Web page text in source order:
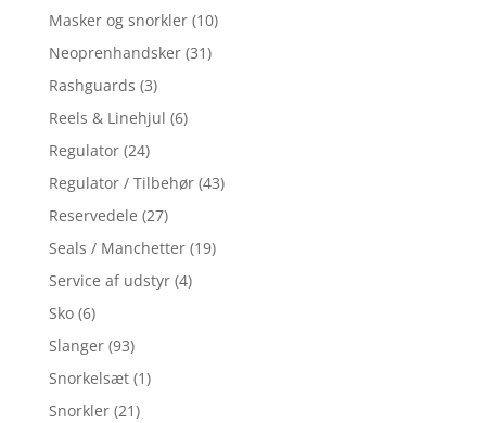
Masker og snorkler (10)
Neoprenhandsker (31)
Rashguards (3)
Reels & Linehjul (6)
Regulator (24)
Regulator / Tilbehør (43)
Reservedele (27)
Seals / Manchetter (19)
Service af udstyr (4)
Sko (6)
Slanger (93)
Snorkelsæt (1)
Snorkler (21)